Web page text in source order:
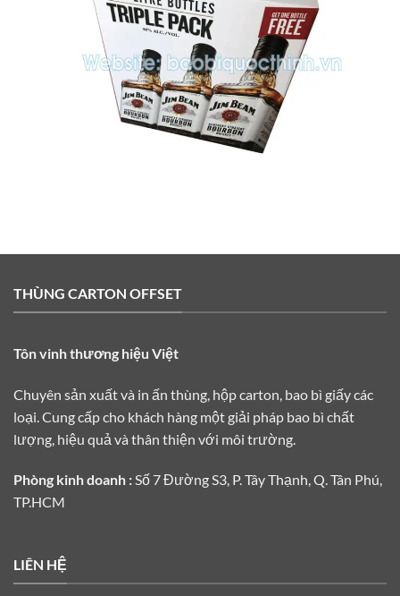
THÙNG CARTON OFFSET
Tôn vinh thương hiệu Việt
Chuyên sản xuất và in ấn thùng, hộp carton, bao bì giấy các
loại. Cung cấp cho khách hàng một giải pháp bao bì chất
lượng, hiệu quả và thân thiện với môi trường.
Phòng kinh doanh :Số 7 Đường S3, P. Tây Thạnh, Q. Tân Phú,
TP.HCM
LIÊN HỆ